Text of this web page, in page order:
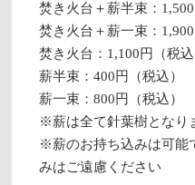
焚き火台＋薪半束：1,500
焚き火台＋薪一束：1,900
焚き火台：1,100円（税込
薪半束：400円（税込）
薪一束：800円（税込）
※薪は全て針葉樹となり
※薪のお持ち込みは可能
みはご遠慮ください